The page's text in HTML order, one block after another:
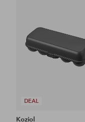
DEAL
Koziol